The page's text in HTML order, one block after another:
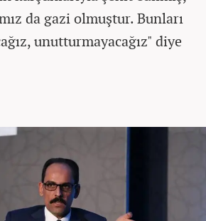
da gazi olmuştur. Bunları
unutturmayacağız" diye